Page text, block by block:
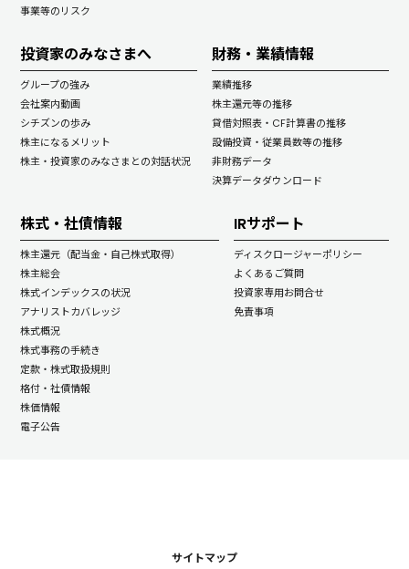
事業等のリスク
投資家のみなさまへ
グループの強み
会社案内動画
シチズンの歩み
株主になるメリット
株主・投資家のみなさまとの対話状況
財務・業績情報
業績推移
株主還元等の推移
貸借対照表・CF計算書の推移
設備投資・従業員数等の推移
非財務データ
決算データダウンロード
株式・社債情報
株主還元（配当金・自己株式取得）
株主総会
株式インデックスの状況
アナリストカバレッジ
株式概況
株式事務の手続き
定款・株式取扱規則
格付・社債情報
株価情報
電子公告
IRサポート
ディスクロージャーポリシー
よくあるご質問
投資家専用お問合せ
免責事項
サイトマップ